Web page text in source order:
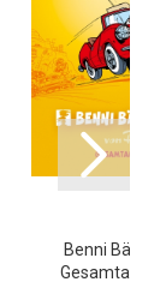
Benni